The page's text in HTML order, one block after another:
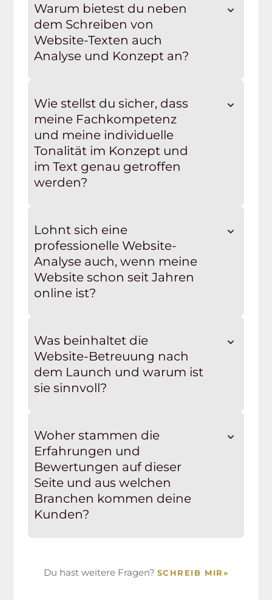
Warum bietest du neben
dem Schreiben von
Website-Texten auch
Analyse und Konzept an?
Wie stellst du sicher, dass
meine Fachkompetenz
und meine individuelle
Tonalität im Konzept und
im Text genau getroffen
werden?
Lohnt sich eine
professionelle Website-
Analyse auch, wenn meine
Website schon seit Jahren
online ist?
Was beinhaltet die
Website-Betreuung nach
dem Launch und warum ist
sie sinnvoll?
Woher stammen die
Erfahrungen und
Bewertungen auf dieser
Seite und aus welchen
Branchen kommen deine
Kunden?
Du hast weitere Fragen? SCHREIB MIR»